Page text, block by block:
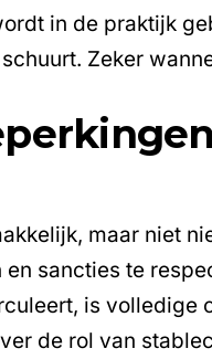
in de praktijk
Zeker
maar niet
sancties te
is volledige
de rol van